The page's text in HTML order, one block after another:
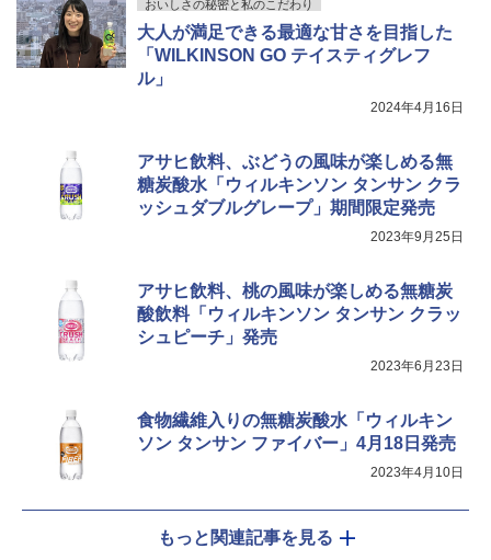
おいしさの秘密と私のこだわり
大人が満足できる最適な甘さを目指した
「WILKINSON GO テイスティグレフ
ル」
2024年4月16日
アサヒ飲料、ぶどうの風味が楽しめる無
糖炭酸水「ウィルキンソン タンサン クラ
ッシュダブルグレープ」期間限定発売
2023年9月25日
アサヒ飲料、桃の風味が楽しめる無糖炭
酸飲料「ウィルキンソン タンサン クラッ
シュピーチ」発売
2023年6月23日
食物繊維入りの無糖炭酸水「ウィルキン
ソン タンサン ファイバー」4月18日発売
2023年4月10日
もっと関連記事を見る